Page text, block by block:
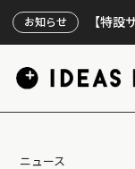
お知らせ
【特設サイトオー
ニュース